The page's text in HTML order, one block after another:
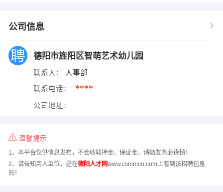
公司信息
德阳市旌阳区智萌艺术幼儿园
联系人： 人事部
联系电话： ****
公司地址：
温馨提示
1、本平台仅供信息发布，不会收取押金、保证金，请微友务必谨慎！
2、请告知用人单位，是在德阳人才网www.csmmcn.com上看到该招聘信息
的！